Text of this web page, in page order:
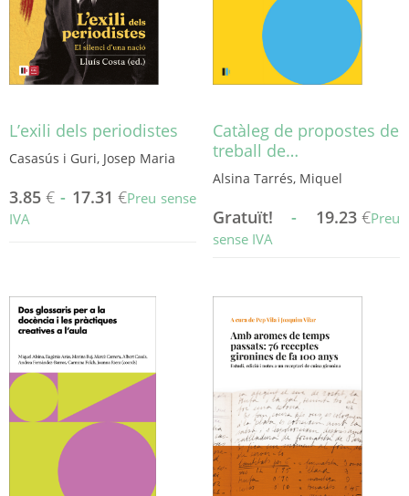
triar
pàgina
del
pàgina
del
L’exili dels periodistes
Casasús i Guri, Josep Maria
3.85 € - 17.31 €Preu sense
IVA
diverses
variants.
opcions
es
poden
triar
Catàleg de propostes de
treball de…
Alsina Tarrés, Miquel
Gratuït! - 19.23 €Preu
sense IVA
diverses
variants.
Les
es
poden
triar
a
la